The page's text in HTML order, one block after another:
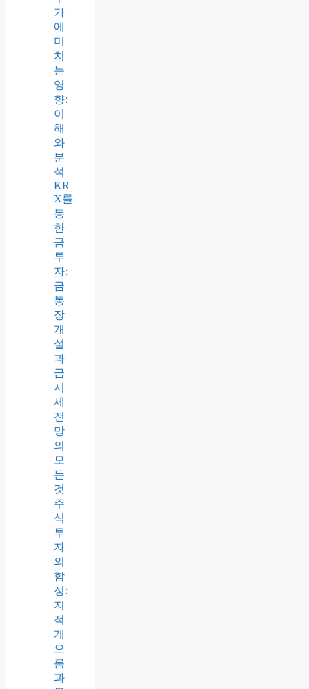
최신
리뷰
시
장
점
유
율
변
화
가
기
업
주
가
에
미
치
는
영
향:
이
해
와
분
석
KR
X를
통
한
금
투
자:
금
통
장
개
설
과
금
시
세
전
망
의